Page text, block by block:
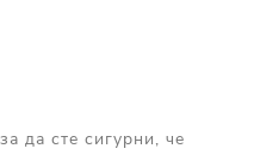
да сте сигурни, че